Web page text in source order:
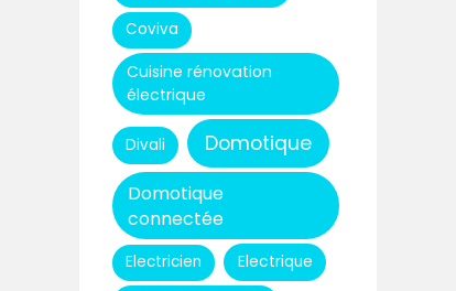
Coviva
Cuisine rénovation
électrique
Divali Domotique
Domotique
connectée
Electricien
Electrique